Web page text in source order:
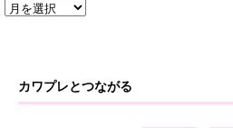
カワプレとつながる